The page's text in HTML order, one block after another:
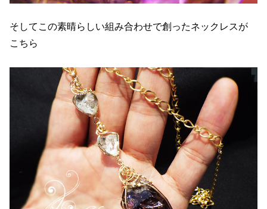
そしてこの素晴らしい組み合わせで創ったネックレスが
こちら